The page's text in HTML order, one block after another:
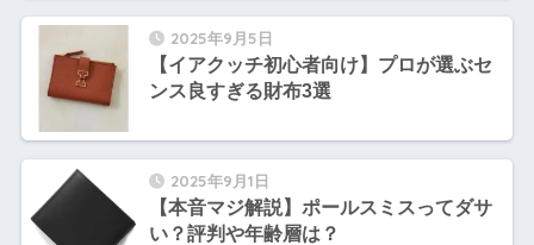
2025年9月5日
【イアクッチ初心者向け】プロが選ぶセ
ンス良すぎる財布3選
2025年9月1日
【本音マジ解説】ポールスミスってダサ
い？評判や年齢層は？